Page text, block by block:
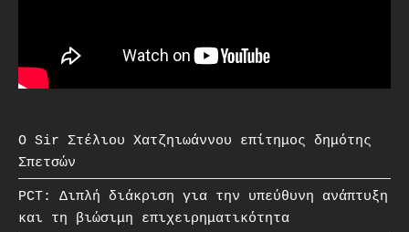
O Sir Στέλιου Χατζηιωάννου επίτημος δημότης
Σπετσών
PCT: Διπλή διάκριση για την υπεύθυνη ανάπτυξη
και τη βιώσιμη επιχειρηματικότητα